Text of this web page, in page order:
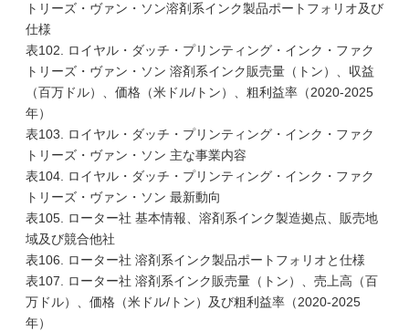
トリーズ・ヴァン・ソン溶剤系インク製品ポートフォリオ及び
仕様
表102. ロイヤル・ダッチ・プリンティング・インク・ファク
トリーズ・ヴァン・ソン 溶剤系インク販売量（トン）、収益
（百万ドル）、価格（米ドル/トン）、粗利益率（2020-2025
年）
表103. ロイヤル・ダッチ・プリンティング・インク・ファク
トリーズ・ヴァン・ソン 主な事業内容
表104. ロイヤル・ダッチ・プリンティング・インク・ファク
トリーズ・ヴァン・ソン 最新動向
表105. ローター社 基本情報、溶剤系インク製造拠点、販売地
域及び競合他社
表106. ローター社 溶剤系インク製品ポートフォリオと仕様
表107. ローター社 溶剤系インク販売量（トン）、売上高（百
万ドル）、価格（米ドル/トン）及び粗利益率（2020-2025
年）